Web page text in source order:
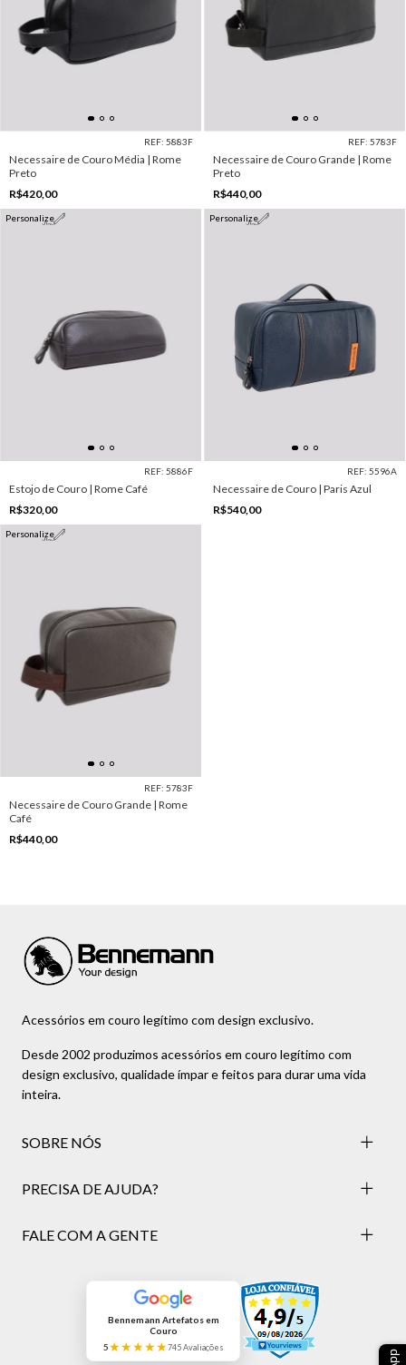
REF: 5883F
Necessaire de Couro Média | Rome
Preto
R$420,00
REF: 5783F
Necessaire de Couro Grande | Rome
Preto
R$440,00
Personalize
REF: 5886F
Estojo de Couro | Rome Café
R$320,00
Personalize
REF: 5596A
Necessaire de Couro | Paris Azul
R$540,00
Personalize
REF: 5783F
Necessaire de Couro Grande | Rome
Café
R$440,00
Acessórios em couro legítimo com design exclusivo.
Desde 2002 produzimos acessórios em couro legítimo com
design exclusivo, qualidade ímpar e feitos para durar uma vida
inteira.
SOBRE NÓS
PRECISA DE AJUDA?
FALE COM A GENTE
Bennemann Artefatos em
Couro
5★★★★★745 Avaliações